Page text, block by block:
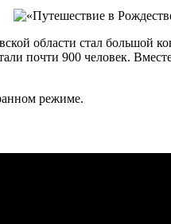
области стал большой
почти 900 человек.
режиме.